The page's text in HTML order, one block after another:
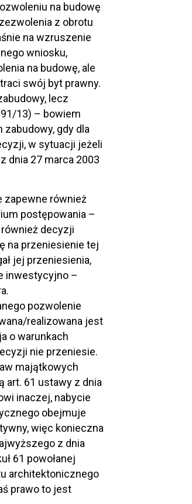
na budowę
z obrotu
na wzruszenie
wniosku,
na budowę, ale
swój byt prawny.
lecz
13) – bowiem
gdy dla
w sytuacji jeżeli
dnia 27 marca 2003
zapewne również
postępowania –
decyzji
na przeniesienie tej
jej przeniesienia,
inwestycyjno –
pozwolenie
realizowana jest
o warunkach
nie przeniesie.
majątkowych
art. 61 ustawy z dnia
inaczej, nabycie
obejmuje
więc konieczna
z dnia
61 powołanej
architektonicznego
prawo to jest